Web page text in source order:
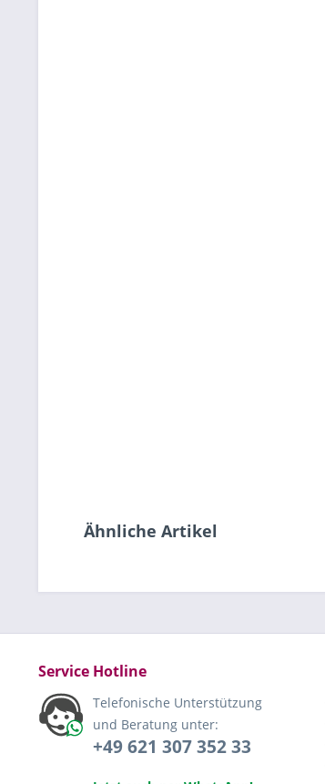
Ähnliche Artikel
Service Hotline
Telefonische Unterstützung
und Beratung unter:
+49 621 307 352 33